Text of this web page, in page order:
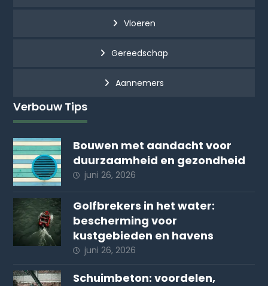
Vloeren
Gereedschap
Aannemers
Verbouw Tips
Bouwen met aandacht voor
duurzaamheid en gezondheid
juni 26, 2026
Golfbrekers in het water:
bescherming voor
kustgebieden en havens
juni 26, 2026
Schuimbeton: voordelen,